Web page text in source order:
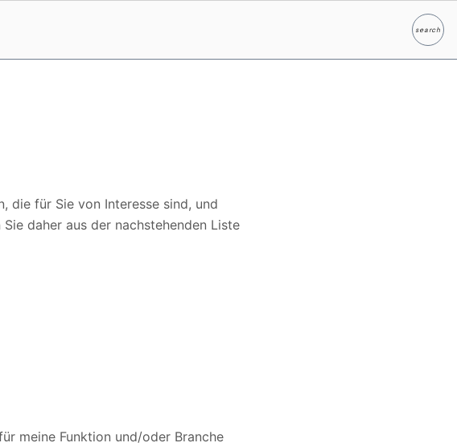
search
Suche
die für Sie von Interesse sind, und
daher aus der nachstehenden Liste
meine Funktion und/oder Branche